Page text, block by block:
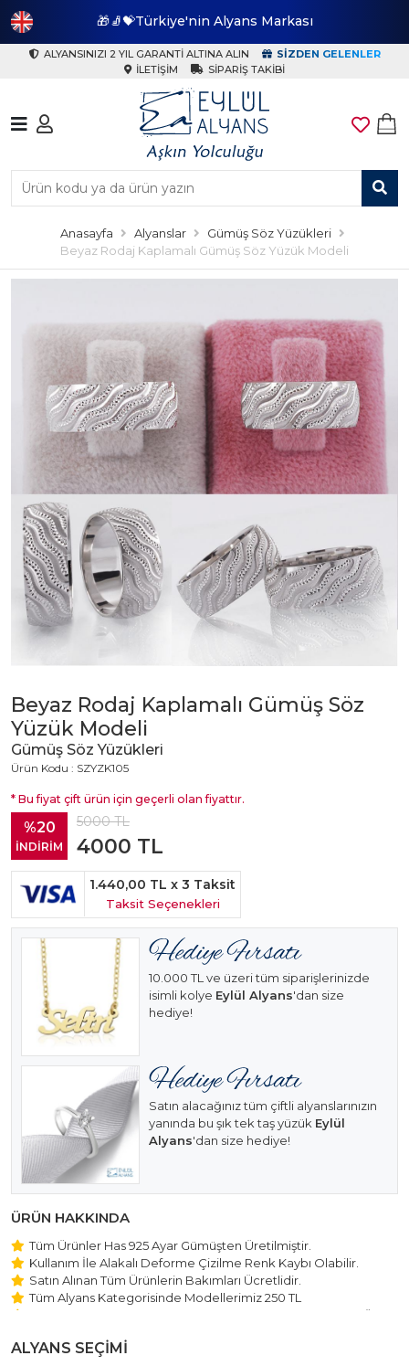
🎁🧦💝Türkiye'nin Alyans Markası
ALYANSINIZI 2 YIL GARANTI ALTINA ALIN
SIZDEN GELENLER
İLETIŞIM
SIPARIŞ TAKIBI
Anasayfa Alyanslar
Gümüş Söz Yüzükleri
Beyaz Rodaj Kaplamalı Gümüş Söz Yüzük Modeli
Beyaz Rodaj Kaplamalı Gümüş Söz
Yüzük Modeli
Gümüş Söz Yüzükleri
Ürün Kodu : SZYZK105
* Bu fiyat çift ürün için geçerli olan fiyattır.
%20
İNDİRİM
5000TL
4000 TL
1.440,00 TL x 3 Taksit
Taksit Seçenekleri
10.000 TL ve üzeri tüm siparişlerinizde
isimli kolye Eylül Alyans'dan size
hediye!
Satın alacağınız tüm çiftli alyanslarınızın
yanında bu şık tek taş yüzük Eylül
Alyans'dan size hediye!
ÜRÜN HAKKINDA
Tüm Ürünler Has 925 Ayar Gümüşten Üretilmiştir.
Kullanım İle Alakalı Deforme Çizilme Renk Kaybı Olabilir.
Satın Alınan Tüm Ürünlerin Bakımları Ücretlidir.
Tüm Alyans Kategorisinde Modellerimiz 250 TL
Beştaş Tektaş Kolye ve Bileklik Modellerimiz 150 TL Sabit Ücret
ALYANS SEÇİMİ